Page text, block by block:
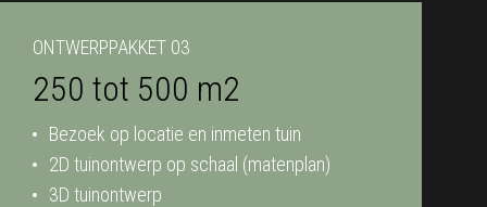
ONTWERPPAKKET 03
250 tot 500 m2
Bezoek op locatie en inmeten tuin
2D tuinontwerp op schaal (matenplan)
3D tuinontwerp